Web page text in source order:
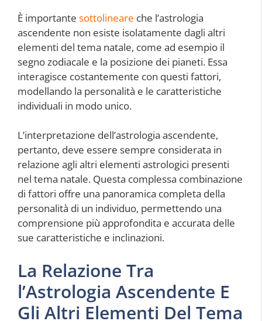
È importante sottolineare che l’astrologia
ascendente non esiste isolatamente dagli altri
elementi del tema natale, come ad esempio il
segno zodiacale e la posizione dei pianeti. Essa
interagisce costantemente con questi fattori,
modellando la personalità e le caratteristiche
individuali in modo unico.
L’interpretazione dell’astrologia ascendente,
pertanto, deve essere sempre considerata in
relazione agli altri elementi astrologici presenti
nel tema natale. Questa complessa combinazione
di fattori offre una panoramica completa della
personalità di un individuo, permettendo una
comprensione più approfondita e accurata delle
sue caratteristiche e inclinazioni.
La Relazione Tra
l’Astrologia Ascendente E
Gli Altri Elementi Del Tema